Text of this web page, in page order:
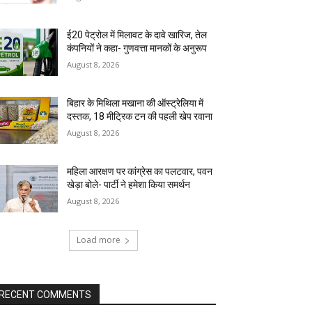
ई20 पेट्रोल में मिलावट के दावे खारिज, तेल
कंपनियों ने कहा- गुणवत्ता मानकों के अनुरूप
August 8, 2026
बिहार के मिथिला मखाना की ऑस्ट्रेलिया में
दस्तक, 18 मीट्रिक टन की पहली खेप रवाना
August 8, 2026
महिला आरक्षण पर कांग्रेस का पलटवार, पवन
खेड़ा बोले- पार्टी ने हमेशा किया समर्थन
August 8, 2026
Load more
COMMENTS